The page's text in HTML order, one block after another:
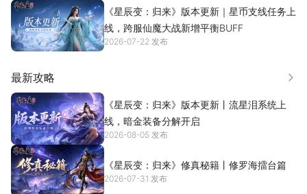
仙途求索从无止步，传奇旅程永不落幕，正如原著所言：「星辰之
变，骄阳岂是终点」
昔日修行未尽，旧友缘分未散，那些藏在岁月里的仙途故事，终将
山河万里有同行，千载仙途有故人。
不负原著情怀，不负端游旧梦，不负每一位久候已久的修行者。
岁月辗转，仙途未远。
那些年少的修行日常，那些携手渡劫的旧日仙友，你是否还时常想
起？
山海不改，初心未凉，《星辰变：归来》，阔别许久，你，还会归
来吗？
《星辰变：归来》版本更新｜星币支线任务上
线，跨服仙魔大战新增平衡BUFF
2026-07-22 发布
最新攻略 更多
《星辰变：归来》版本更新丨流星泪系统上
线，暗金装备分解开启
2026-08-05 发布
《星辰变：归来》修真秘籍丨修罗海擂台篇
2026-07-31 发布